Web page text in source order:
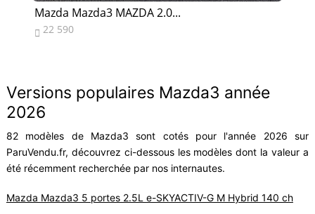
Mazda Mazda3 MAZDA 2.0...
 22 590
Versions populaires Mazda3 année
2026
82 modèles de Mazda3 sont cotés pour l'année 2026 sur
ParuVendu.fr, découvrez ci-dessous les modèles dont la valeur a
été récemment recherchée par nos internautes.
Mazda Mazda3 5 portes 2.5L e-SKYACTIV-G M Hybrid 140 ch